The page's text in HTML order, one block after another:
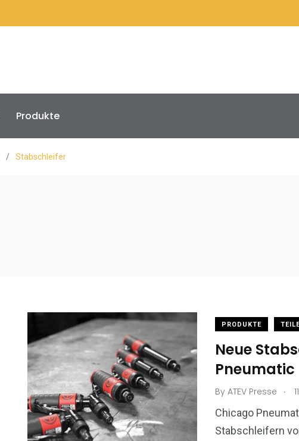
Produkte
/ Stabschleifer
PRODUKTE
Neue
Pneumatic
By ATEV Presse .
Chicago
Stabschleifern